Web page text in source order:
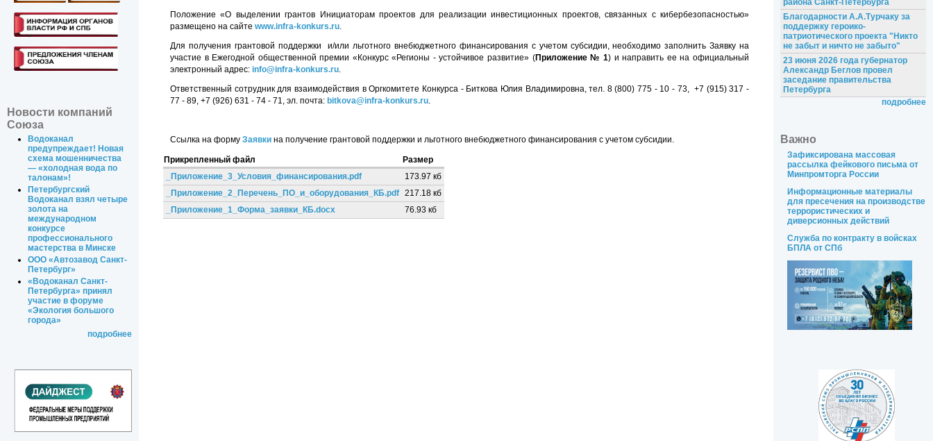
Новости компаний
Союза
Водоканал
предупреждает! Новая
схема мошенничества
— «холодная вода по
талонам»!
Петербургский
Водоканал взял четыре
золота на
международном
конкурсе
профессионального
мастерства в Минске
ООО «Автозавод Санкт-
Петербург»
«Водоканал Санкт-
Петербурга» принял
участие в форуме
«Экология большого
города»
подробнее
Положение «О выделении грантов Инициаторам проектов для реализации инвестиционных проектов, связанных с кибербезопасностью»
размещено на сайте www.infra-konkurs.ru.
Для получения грантовой поддержки и/или льготного внебюджетного финансирования с учетом субсидии, необходимо заполнить Заявку на
участие в Ежегодной общественной премии «Конкурс «Регионы - устойчивое развитие» (Приложение № 1) и направить ее на официальный
электронный адрес: info@infra-konkurs.ru
Ответственный сотрудник для взаимодействия в Оргкомитете Конкурса - Биткова Юлия Владимировна, тел. 8 (800) 775 - 10 - 73, +7 (915) 317 -
77 - 89, +7 (926) 631 - 74 - 71, эл. почта: bitkova@infra-konkurs.ru
Ссылка на форму Заявки на получение грантовой поддержки и льготного внебюджетного финансирования с учетом субсидии.
Прикрепленный файл
Размер
_Приложение_3_Условия_финансирования.pdf
173.97 кб
_Приложение_2_Перечень_ПО_и_оборудования_КБ.pdf 217.18 кб
_Приложение_1_Форма_заявки_КБ.docx
76.93 кб
района Санкт-Петербурга
Благодарности А.А.Турчаку за
поддержку героико-
патриотического проекта "Никто
не забыт и ничто не забыто"
23 июня 2026 года губернатор
Александр Беглов провел
заседание правительства
Петербурга
подробнее
Важно
Зафиксирована массовая
рассылка фейкового письма от
Минпромторга России
Информационные материалы
для пресечения на производстве
террористических и
диверсионных действий
Служба по контракту в войсках
БПЛА от СПб